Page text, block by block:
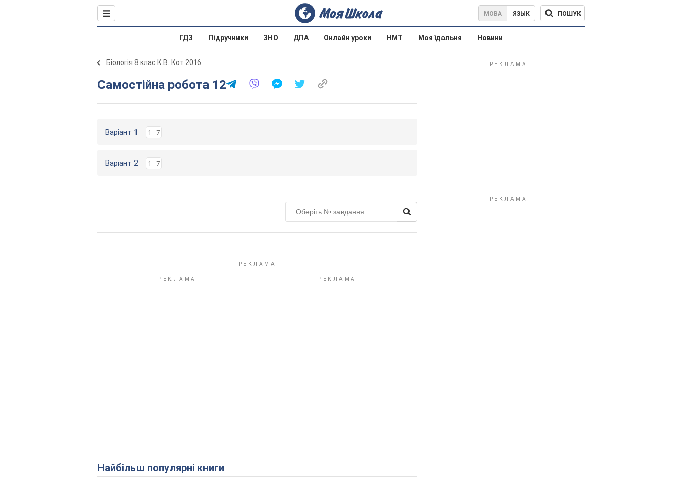
МОВА ЯЗЫК ПОШУК
ГДЗ Підручники ЗНО ДПА Онлайн уроки НМТ Моя їдальня Новини
Біологія 8 клас К.В. Кот 2016
Самостійна робота 12
Варіант 1 1 - 7
Варіант 2 1 - 7
Найбільш популярні книги